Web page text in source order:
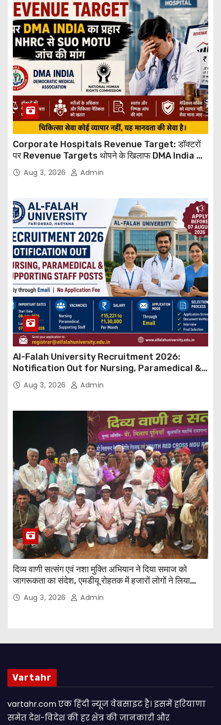
Corporate Hospitals Revenue Target: डॉक्टरों
पर Revenue Targets थोपने के खिलाफ DMA India का
बड़ा कदम, NHRC से Suo Motu जांच की मांग
Aug 3, 2026 Admin
Al-Falah University Recruitment 2026:
Notification Out for Nursing, Paramedical &
Supporting Staff Posts, Apply Through Email
Aug 3, 2026 Admin
दिव्य वाणी सत्संग एवं नशा मुक्ति अभियान ने दिया समाज को
जागरूकता का संदेश, एमडीयू रोहतक में हजारों लोगों ने लिया
संकल्पAug 3, 2026 Admin
Vartahr
vartahr.com एक हिंदी न्यूज वेबसाइट है। इसमें हरियाणा
समेत देश-विदेश की हर क्षेत्र की जानकारी और